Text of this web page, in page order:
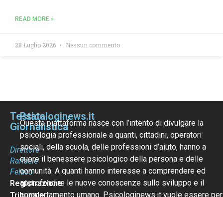
READ MORE »
28 Luglio 2026 Nessun commento
Testata
Giornalistica
Direttore
Raffaele
Felaco
Registrazione
Psicologinews.it
Questa piattaforma nasce con l’intento di divulgare la
psicologia professionale a quanti, cittadini, operatori
sociali, della scuola, delle professioni d’aiuto, hanno a
cuore il benessere psicologico della persona e delle
comunità. A quanti hanno interesse a comprendere ed
approfondire le nuove conoscenze sullo sviluppo e il
comportamento umano. Psicologinews.it vuole essere per